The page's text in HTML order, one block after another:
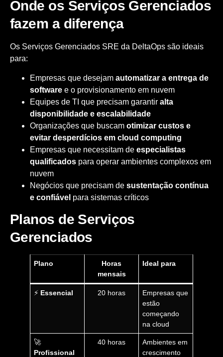
Onde os Serviços Gerenciados
fazem a diferença
Os Serviços Gerenciados SRE da DeltaOps são ideais
para:
Empresas que desejam automatizar a entrega de
software e o provisionamento em nuvem
Equipes de TI que precisam garantir alta
disponibilidade e escalabilidade
Organizações que buscam otimizar custos e
evitar desperdícios em cloud computing
Empresas que necessitam de especialistas
qualificados para operar ambientes complexos em
nuvem
Negócios que precisam de sustentação contínua
e confiável para sistemas críticos
Planos de Serviços
Gerenciados
Plano
Horas
mensais
Ideal para
⚡ Essencial 20 horas
Empresas que
estão
começando
na cloud
🚀
Profissional
40 horas
Ambientes em
crescimento